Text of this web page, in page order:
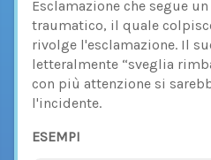
Esclamazione che segue
traumatico, il quale
rivolge l'esclamazione. Il
letteralmente “sveglia
con più attenzione si
l'incidente.
ESEMPI